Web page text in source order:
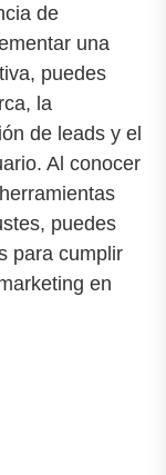
de
una
puedes
la
de leads y el
Al conocer
puedes
para cumplir
en